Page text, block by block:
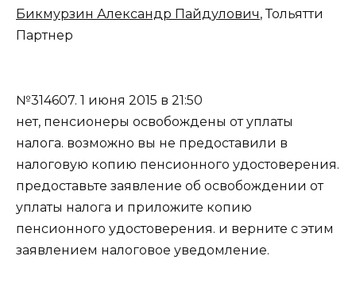
Бикмурзин Александр Пайдулович, Тольятти
Партнер
№314607. 1 июня 2015 в 21:50
нет, пенсионеры освобождены от уплаты
налога. возможно вы не предоставили в
налоговую копию пенсионного удостоверения.
предоставьте заявление об освобождении от
уплаты налога и приложите копию
пенсионного удостоверения. и верните с этим
заявлением налоговое уведомление.